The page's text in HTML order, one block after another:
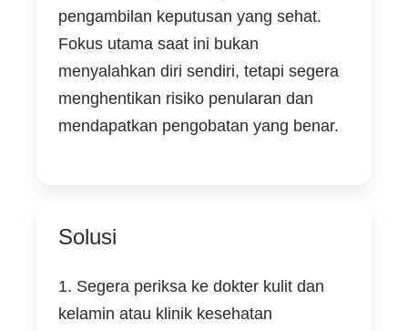
pengambilan keputusan yang sehat.
Fokus utama saat ini bukan
menyalahkan diri sendiri, tetapi segera
menghentikan risiko penularan dan
mendapatkan pengobatan yang benar.
Solusi
1. Segera periksa ke dokter kulit dan
kelamin atau klinik kesehatan